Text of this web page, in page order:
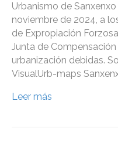
Urbanismo de
noviembre de 2024, a
de Expropiación
Junta de
urbanización debidas.
VisualUrb-maps
Leer más